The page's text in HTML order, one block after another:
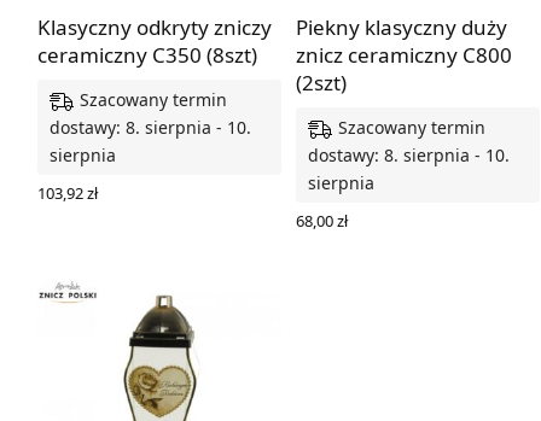
Klasyczny odkryty zniczy
ceramiczny C350 (8szt)
Szacowany termin
dostawy: 8. sierpnia - 10.
sierpnia
103,92zł
Piekny klasyczny duży
znicz ceramiczny C800
(2szt)
Szacowany termin
dostawy: 8. sierpnia - 10.
sierpnia
68,00zł